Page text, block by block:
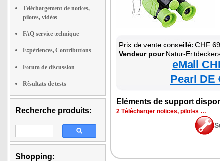
Téléchargement de notices,
pilotes, vidéos
FAQ service technique
Expériences, Contributions
Forum de discussion
Résultats de tests
Recherche produits:
Shopping:
Prix de vente conseillé: CHF
Vendeur pourNatur-Entdeckerset
eMall
Pearl DE
Eléments de support
2 Télécharger notices, pilotes …